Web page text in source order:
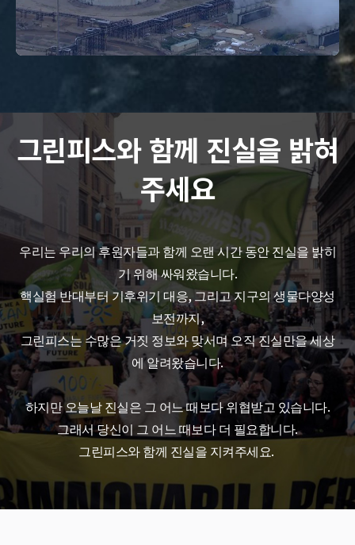
그린피스와 함께 진실을 밝혀
주세요
우리는 우리의 후원자들과 함께 오랜 시간 동안 진실을 밝히
기 위해 싸워왔습니다.
핵실험 반대부터 기후위기 대응, 그리고 지구의 생물다양성
보전까지,
그린피스는 수많은 거짓 정보와 맞서며 오직 진실만을 세상
에 알려왔습니다.
하지만 오늘날 진실은 그 어느 때보다 위협받고 있습니다.
그래서 당신이 그 어느 때보다 더 필요합니다.
그린피스와 함께 진실을 지켜주세요.